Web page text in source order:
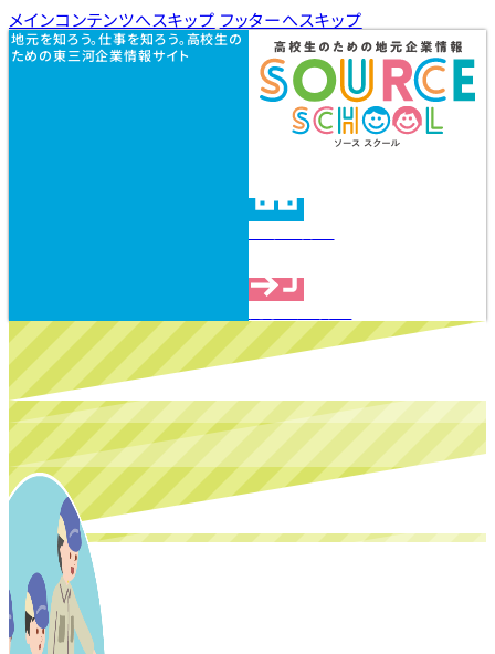
メインコンテンツへスキップ フッターへスキップ
地元を知ろう。仕事を知ろう。高校生の
ための東三河企業情報サイト